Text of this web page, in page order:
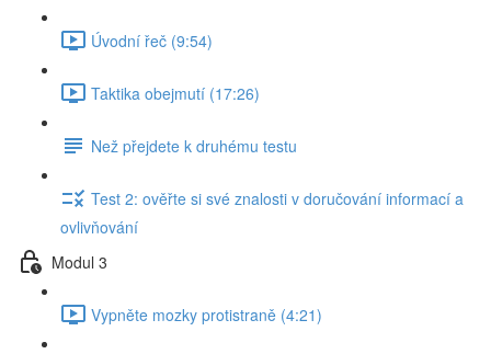
Úvodní řeč (9:54)
Taktika obejmutí (17:26)
Než přejdete k druhému testu
Test 2: ověřte si své znalosti v doručování informací a
ovlivňování
Modul 3
Vypněte mozky protistraně (4:21)